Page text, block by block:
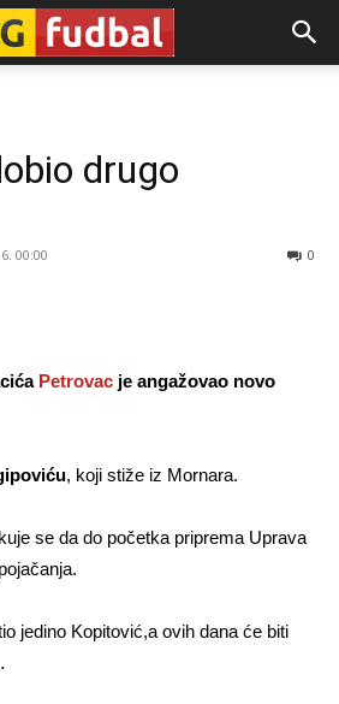
drugo
00:00 0
Petrovac je angažovao novo
, koji stiže iz Mornara.
se da do početka priprema Uprava
jedino Kopitović,a ovih dana će biti